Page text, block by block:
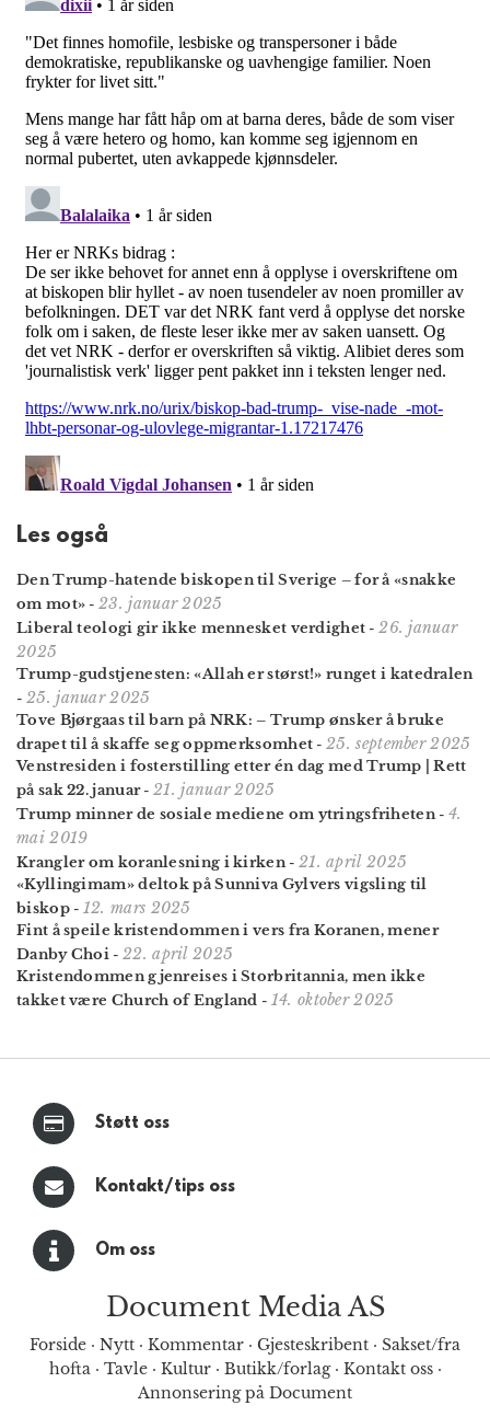
Les også
Den Trump-hatende biskopen til Sverige – for å «snakke
om mot» - 23. januar 2025
Liberal teologi gir ikke mennesket verdighet - 26. januar
2025
Trump-gudstjenesten: «Allah er størst!» runget i katedralen
- 25. januar 2025
Tove Bjørgaas til barn på NRK: – Trump ønsker å bruke
drapet til å skaffe seg opp­merksomhet - 25. september 2025
Venstresiden i fosterstilling etter én dag med Trump | Rett
på sak 22. januar- 21. januar 2025
Trump minner de sosiale mediene om ytrings­friheten - 4.
mai 2019
Krangler om koranlesning i kirken- 21. april 2025
«Kyllingimam» deltok på Sunniva Gylvers vigsling til
biskop- 12. mars 2025
Fint å speile kristen­dommen i vers fra Koranen, mener
Danby Choi - 22. april 2025
Kristendommen gjenreises i Storbritannia, men ikke
takket være Church of England - 14. oktober 2025
Støtt oss
Kontakt/tips oss
Om oss
Document Media AS
Forside · Nytt · Kommentar · Gjesteskribent · Sakset/fra
hofta· Tavle· Kultur· Butikk/forlag· Kontakt oss·
Annonsering på Document